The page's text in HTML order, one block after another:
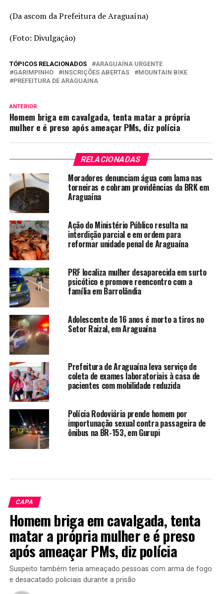
(Da ascom da Prefeitura de Araguaína)
(Foto: Divulgação)
TÓPICOS RELACIONADOS
ARAGUAÍNA URGENTE
GARIMPINHO
INSCRIÇÕES ABERTAS
MOUNTAIN BIKE
PREFEITURA DE ARAGUAINA
ANTERIOR
Homem briga em cavalgada, tenta matar a própria
mulher e é preso após ameaçar PMs, diz polícia
RELACIONADAS
Moradores denunciam água com lama nas
torneiras e cobram providências da BRK em
Araguaína
Ação do Ministério Público resulta na
interdição parcial e em ordem para
reformar unidade penal de Araguaína
PRF localiza mulher desaparecida em surto
psicótico e promove reencontro com a
família em Barrolândia
Adolescente de 16 anos é morto a tiros no
Setor Raizal, em Araguaína
Prefeitura de Araguaína leva serviço de
coleta de exames laboratoriais à casa de
pacientes com mobilidade reduzida
Polícia Rodoviária prende homem por
importunação sexual contra passageira de
ônibus na BR-153, em Gurupi
CAPA
Homem briga em cavalgada, tenta
matar a própria mulher e é preso
após ameaçar PMs, diz polícia
Suspeito também teria ameaçado pessoas com arma de fogo
e desacatado policiais durante a prisão